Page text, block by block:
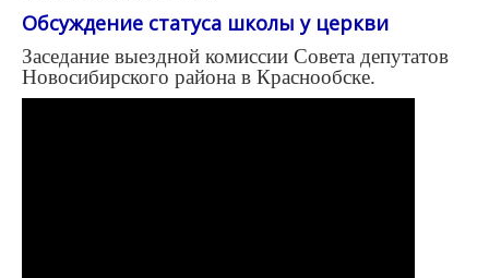
Обсуждение статуса школы у церкви
Заседание выездной комиссии Совета депутатов
Новосибирского района в Краснообске.